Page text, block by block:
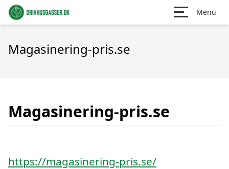
Menu
Magasinering-pris.se
Magasinering-pris.se
https://magasinering-pris.se/